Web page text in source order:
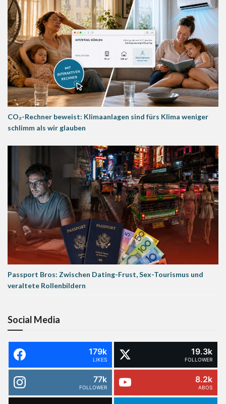
CO₂-Rechner beweist: Klimaanlagen sind fürs Klima weniger
schlimm als wir glauben
Passport Bros: Zwischen Dating-Frust, Sex-Tourismus und
veraltete Rollenbildern
Social Media
179k
LIKES
19.3k
FOLLOWER
77k
FOLLOWER
8.2k
ABOS